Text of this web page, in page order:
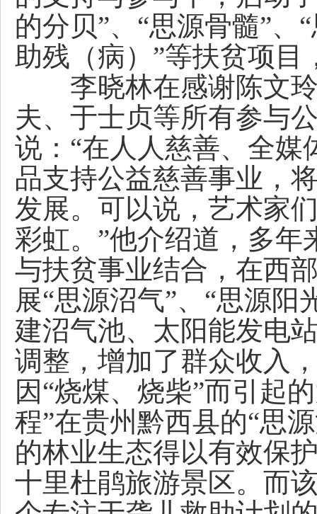
的分贝”、“思源骨髓”、
助残（病）”等扶贫项目
李晓林在感谢陈文玲
夫、于士贞等所有参与
说：“在人人慈善、全
品支持公益慈善事业，
发展。可以说，艺术家
彩虹。”他介绍道，多年
与扶贫事业结合，在西
展“思源沼气”、“思源
建沼气池、太阳能发电
调整，增加了群众收入
因“烧煤、烧柴”而引起
程”在贵州黔西县的“思
的林业生态得以有效保
十里杜鹃旅游景区。而